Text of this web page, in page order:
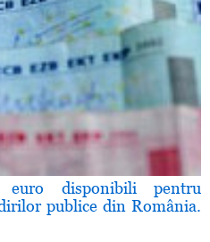
disponibili pentru
publice din România.